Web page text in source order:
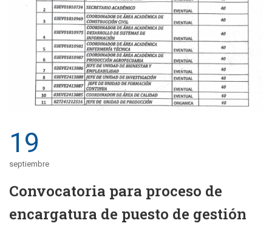
19
septiembre
Convocatoria para proceso de
encargatura de puesto de gestión